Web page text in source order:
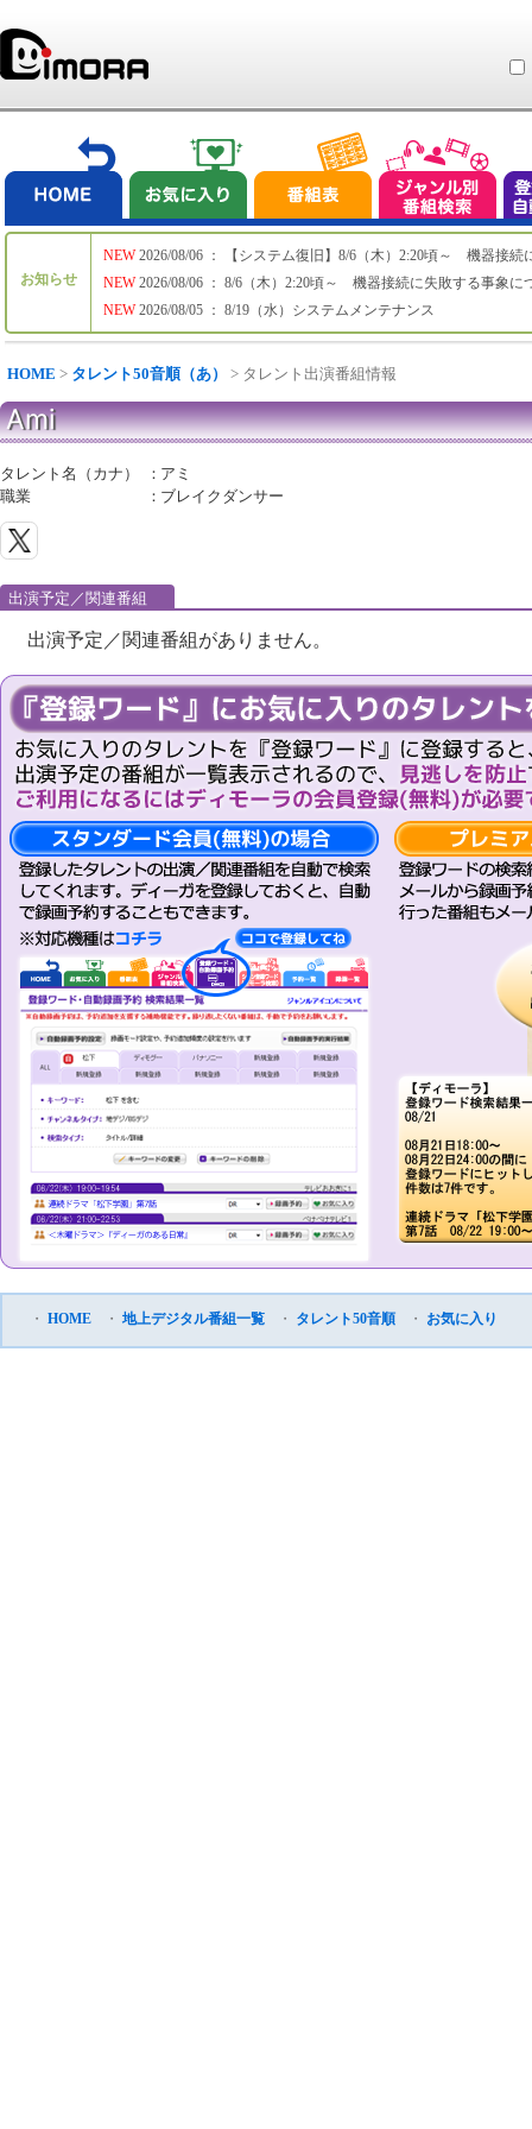
お知らせ
NEW
NEW
NEW
2026/08/06 ： 【システム復旧】8/6（木）2:20頃～ 機器接続
2026/08/06 ： 8/6（木）2:20頃～ 機器接続に失敗する事象に
2026/08/05 ： 8/19（水）システムメンテナンス
HOME > タレント50音順（あ） > タレント出演番組情報
Ami
タレント名（カナ） ： アミ
職業
： ブレイクダンサー
出演予定／関連番組
出演予定／関連番組がありません。
・ HOME ・ 地上デジタル番組一覧 ・ タレント50音順 ・ お気に入り